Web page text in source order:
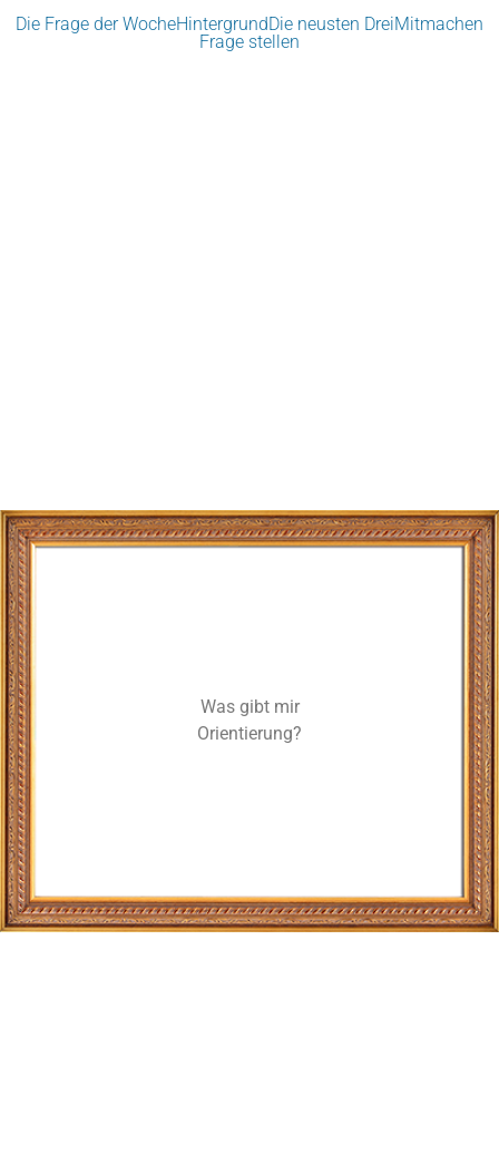
Die Frage der WocheHintergrundDie neusten DreiMitmachen
Frage stellen
Was gibt mir
Orientierung?